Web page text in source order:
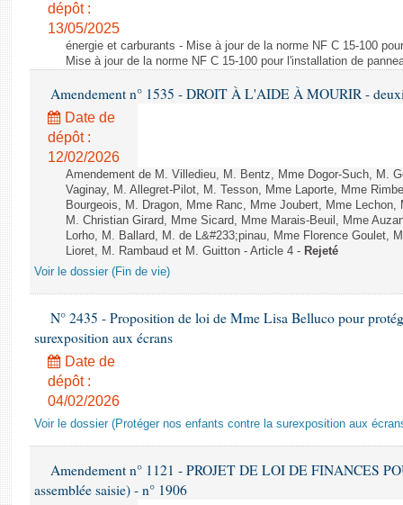
dépôt :
13/05/2025
énergie et carburants - Mise à jour de la norme NF C 15-100
Mise à jour de la norme NF C 15-100 pour l'installation de
Amendement n° 1535 - DROIT À L'AIDE À MOURIR -
Date de
dépôt :
12/02/2026
Amendement de M. Villedieu, M. Bentz, Mme Dogor-Such, M.
Vaginay, M. Allegret-Pilot, M. Tesson, Mme Laporte, Mme
Bourgeois, M. Dragon, Mme Ranc, Mme Joubert, Mme
M. Christian Girard, Mme Sicard, Mme Marais-Beuil, Mme
Lorho, M. Ballard, M. de L&#233;pinau, Mme Florence Goulet,
Lioret, M. Rambaud et M. Guitton - Article 4 - Rejeté
Voir le dossier (Fin de vie)
N° 2435 - Proposition de loi de Mme Lisa Belluco pour
surexposition aux écrans
Date de
dépôt :
04/02/2026
Voir le dossier (Protéger nos enfants contre la surexposition aux
Amendement n° 1121 - PROJET DE LOI DE FINANCES
assemblée saisie) - n° 1906